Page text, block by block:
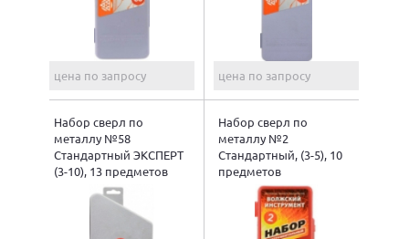
цена по запросу цена по запросу
Набор сверл по
металлу №58
Стандартный ЭКСПЕРТ
(3-10), 13 предметов
Набор сверл по
металлу №2
Стандартный, (3-5), 10
предметов